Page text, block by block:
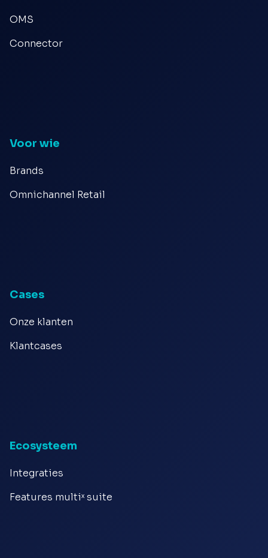
OMS
Connector
Voor wie
Brands
Omnichannel Retail
Cases
Onze klanten
Klantcases
Ecosysteem
Integraties
Features multiˣ suite